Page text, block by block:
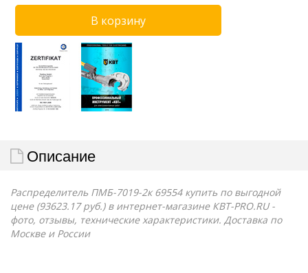
Описание
Распределитель ПМБ-7019-2к 69554 купить по выгодной
цене (93623.17 руб.) в интернет-магазине КВТ-PRO.RU -
фото, отзывы, технические характеристики. Доставка по
Москве и России